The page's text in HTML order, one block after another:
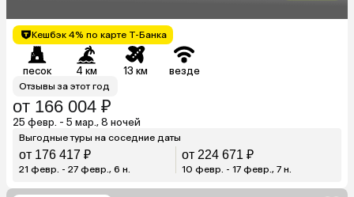
Кешбэк 4% по карте Т-Банка
песок 4 км 13 км везде
Отзывы за этот год
от 166 004 ₽
25 февр. - 5 мар., 8 ночей
Выгодные туры на соседние даты
от 176 417 ₽
21 февр. - 27 февр., 6 н.
от 224 671 ₽
10 февр. - 17 февр., 7 н.